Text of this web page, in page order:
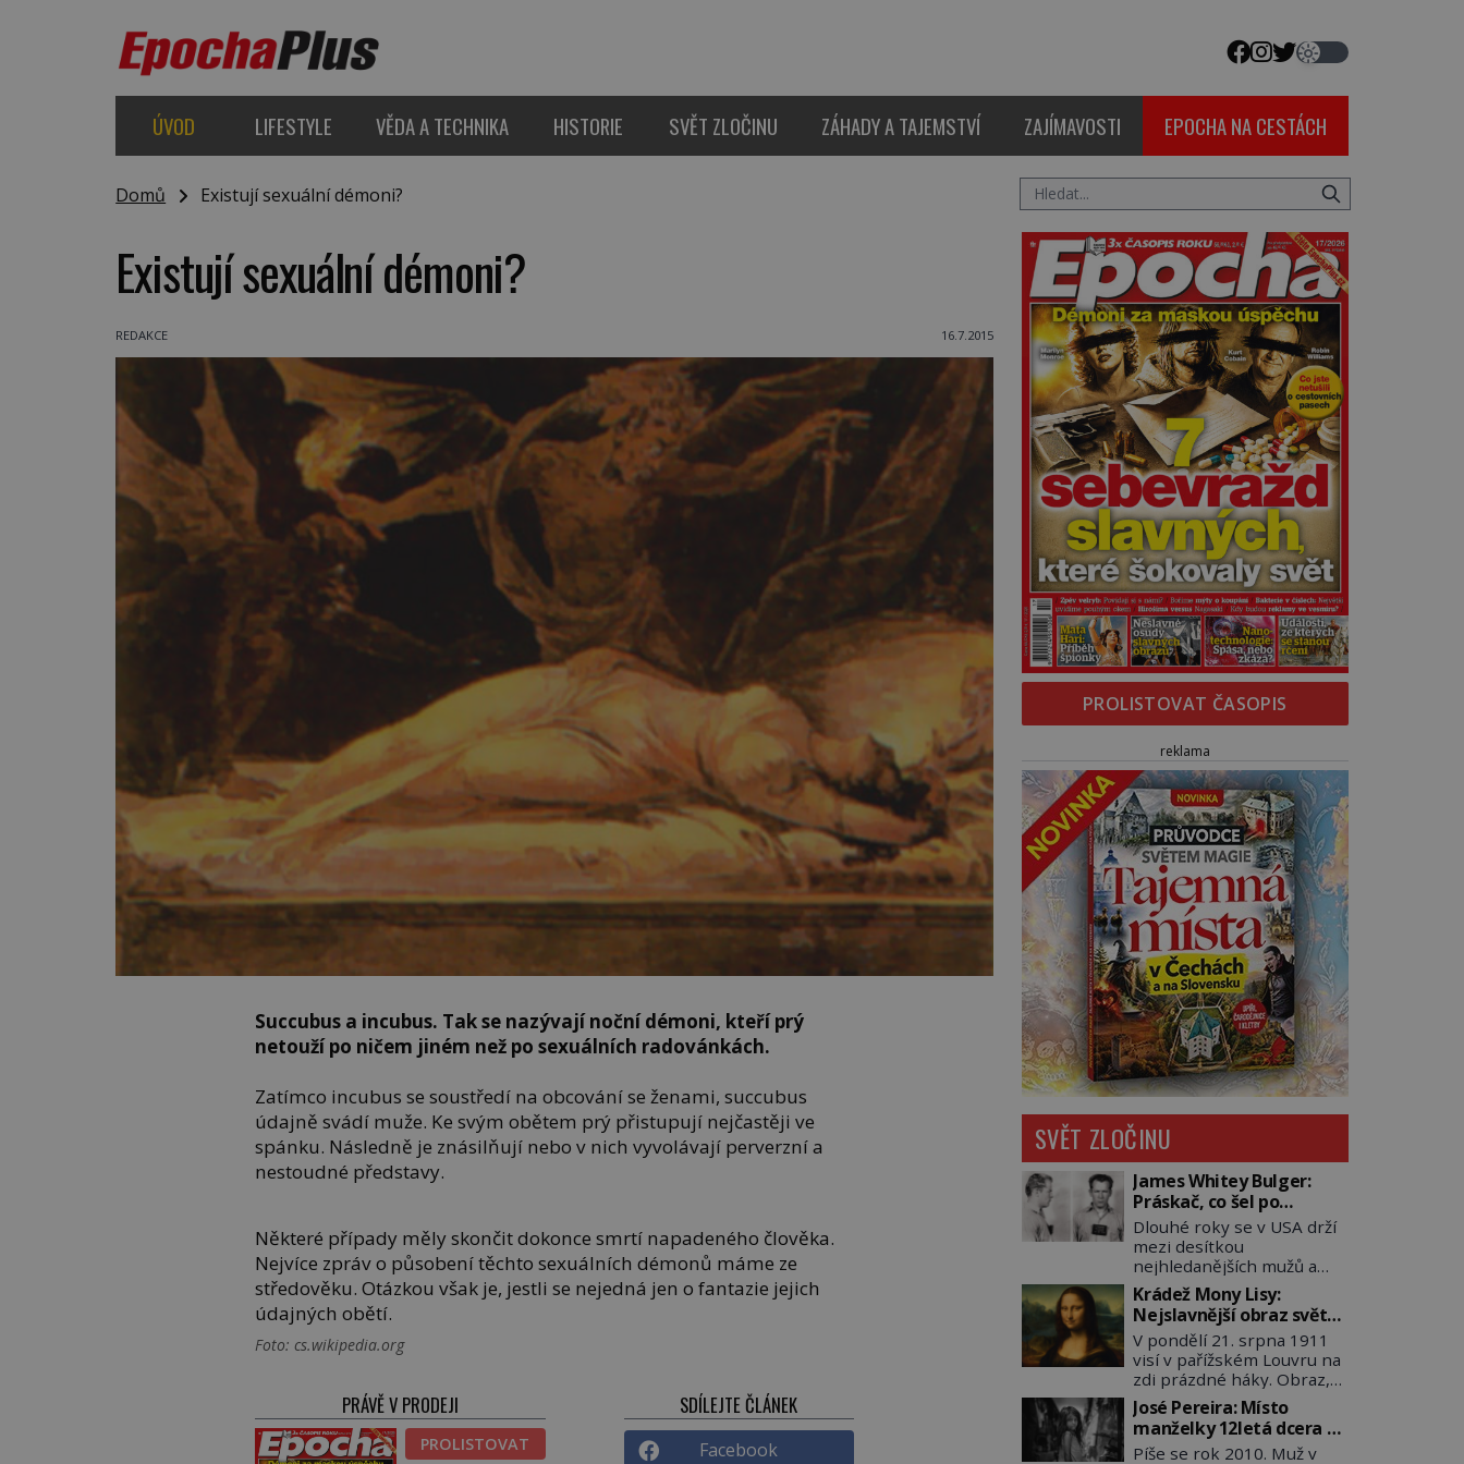
ÚVOD LIFESTYLE VĚDA A TECHNIKA HISTORIE SVĚT ZLOČINU ZÁHADY A TAJEMSTVÍ ZAJÍMAVOSTI EPOCHA NA CESTÁCH
Domů Existují sexuální démoni?
Existují sexuální démoni?
REDAKCE 16.7.2015
Succubus a incubus. Tak se nazývají noční démoni, kteří prý
netouží po ničem jiném než po sexuálních radovánkách.
Zatímco incubus se soustředí na obcování se ženami, succubus
údajně svádí muže. Ke svým obětem prý přistupují nejčastěji ve
spánku. Následně je znásilňují nebo v nich vyvolávají perverzní a
nestoudné představy.
Některé případy měly skončit dokonce smrtí napadeného člověka.
Nejvíce zpráv o působení těchto sexuálních démonů máme ze
středověku. Otázkou však je, jestli se nejedná jen o fantazie jejich
údajných obětí.
Foto: cs.wikipedia.org
PRÁVĚ V PRODEJI
PROLISTOVAT
SDÍLEJTE ČLÁNEK
Facebook
PROLISTOVAT ČASOPIS
reklama
SVĚT ZLOČINU
James Whitey Bulger:
Práskač, co šel po
práskačích
Dlouhé roky se v USA drží
mezi desítkou
nejhledanějších mužů a
dopracuje to až na číslo
dvě – hned po Usámovi bin
Ládinovi (1957–2011). To je
James „Whitey“ Bulger
(1929–2018) viněný ze
spoluúčasti na 19
vraždách, vydírání a lichvy.
A samozřejmě, krom toho
je ještě drogový dealer,
Krádež Mony Lisy:
Nejslavnější obraz světa
zůstane dva roky
nezvěstný
V pondělí 21. srpna 1911
visí v pařížském Louvru na
zdi prázdné háky. Obraz,
který dnes zná celý svět, je
pryč. Zpočátku si nikdo
nemyslí, že jde o krádež.
Zaměstnanci jsou
José Pereira: Místo
manželky 12letá dcera –
a sousedi o všem vědí!
Píše se rok 2010. Muž v